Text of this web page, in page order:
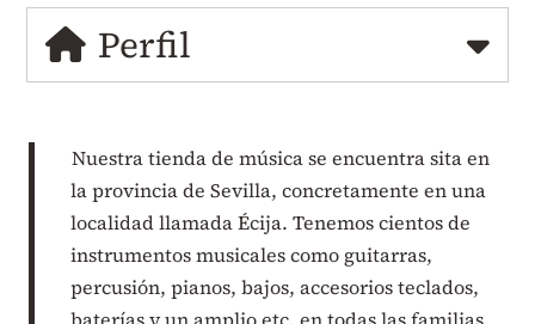
Perfil
Nuestra tienda de música se encuentra sita en
la provincia de Sevilla, concretamente en una
localidad llamada Écija. Tenemos cientos de
instrumentos musicales como guitarras,
percusión, pianos, bajos, accesorios teclados,